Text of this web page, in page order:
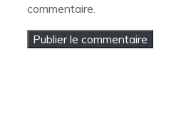
commentaire.